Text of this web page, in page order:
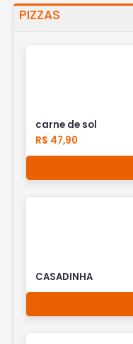
PIZZAS
carne de sol
R$ 47,90
CASADINHA